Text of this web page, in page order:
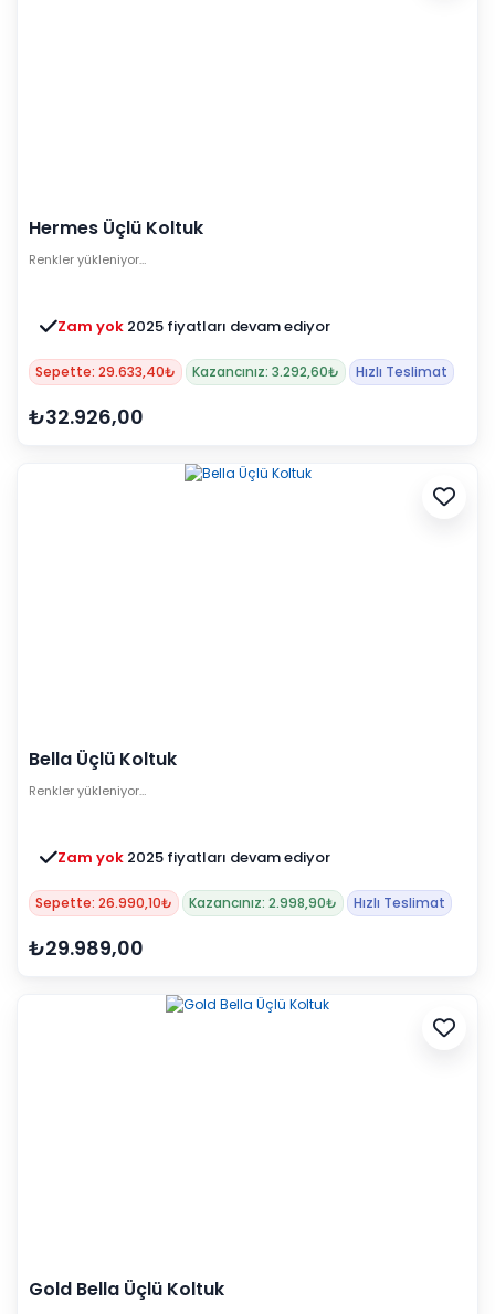
Hermes Üçlü Koltuk
Renkler yükleniyor…
Zam yok 2025 fiyatları devam ediyor
Sepette: 29.633,40₺ Kazancınız: 3.292,60₺ Hızlı Teslimat
₺32.926,00
Bella Üçlü Koltuk
Renkler yükleniyor…
Zam yok 2025 fiyatları devam ediyor
Sepette: 26.990,10₺ Kazancınız: 2.998,90₺ Hızlı Teslimat
₺29.989,00
Gold Bella Üçlü Koltuk